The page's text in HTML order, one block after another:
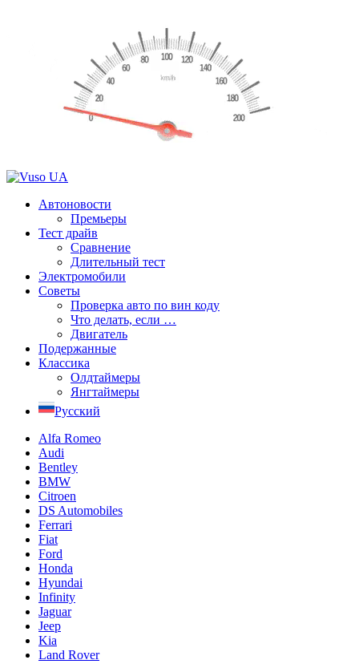
Автоновости
Премьеры
Тест драйв
Сравнение
Длительный тест
Электромобили
Советы
Проверка авто по вин коду
Что делать, если …
Двигатель
Подержанные
Классика
Олдтаймеры
Янгтаймеры
Русский
Alfa Romeo
Audi
Bentley
BMW
Citroen
DS Automobiles
Ferrari
Fiat
Ford
Honda
Hyundai
Infinity
Jaguar
Jeep
Kia
Land Rover